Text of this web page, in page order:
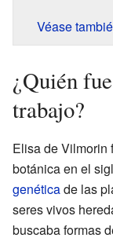
Véase
¿Quién
trabajo?
Elisa de Vilmorin
botánica en el
genéticade las
seres vivos
buscaba formas